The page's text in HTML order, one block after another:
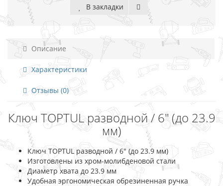
В закладки
Описание
Характеристики
Отзывы (0)
Ключ TOPTUL разводной / 6" (до 23.9
мм)
Ключ TOPTUL разводной / 6" (до 23.9 мм)
Изготовлены из хром-молибденовой стали
Диаметр хвата до 23.9 мм
Удобная эргономическая обрезиненная ручка